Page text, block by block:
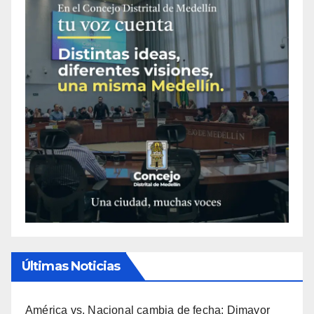
Últimas Noticias
América vs. Nacional cambia de fecha: Dimayor